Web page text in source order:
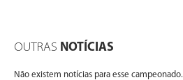
OUTRAS NOTÍCIAS
Não existem notícias para esse campeonado.